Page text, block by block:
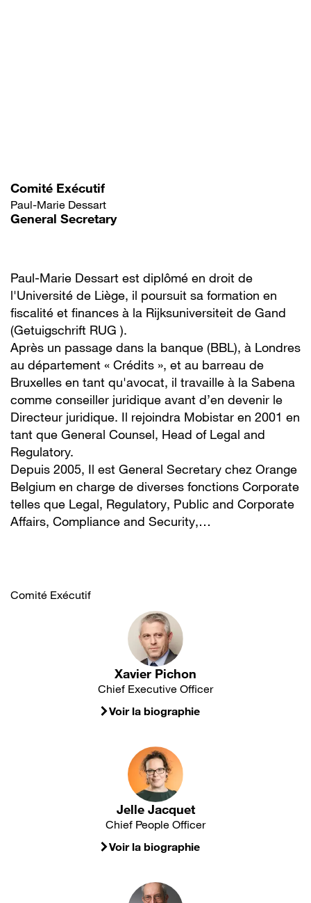
Comité Exécutif
Paul-Marie Dessart
General Secretary
Paul-Marie Dessart est diplômé en droit de
l'Université de Liège, il poursuit sa formation en
fiscalité et finances à la Rijksuniversiteit de Gand
(Getuigschrift RUG ).
Après un passage dans la banque (BBL), à Londres
au département « Crédits », et au barreau de
Bruxelles en tant qu'avocat, il travaille à la Sabena
comme conseiller juridique avant d’en devenir le
Directeur juridique. Il rejoindra Mobistar en 2001 en
tant que General Counsel, Head of Legal and
Regulatory.
Depuis 2005, Il est General Secretary chez Orange
Belgium en charge de diverses fonctions Corporate
telles que Legal, Regulatory, Public and Corporate
Affairs, Compliance and Security,…
Comité Exécutif
Xavier Pichon
Chief Executive Officer
Voir la biographie
Jelle Jacquet
Chief People Officer
Voir la biographie